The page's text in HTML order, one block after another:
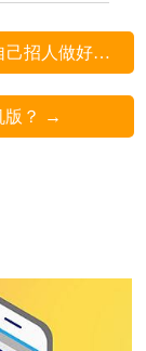
上一篇：企业做网站找建站公司做还是自己招人做好呢？ ←
版？ →